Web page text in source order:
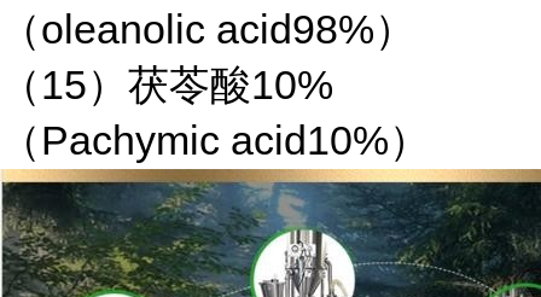
（oleanolic acid98%）
（15）茯苓酸10%
（Pachymic acid10%）